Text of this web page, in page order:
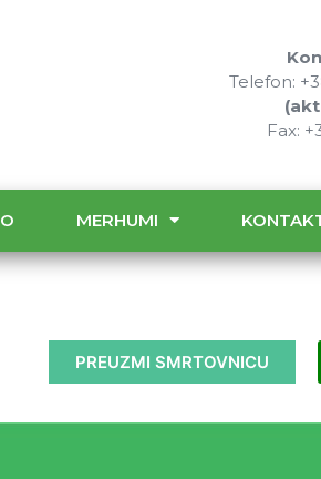
Telefon:
Fax:
MERHUMI
PREUZMI SMRTOVNICU